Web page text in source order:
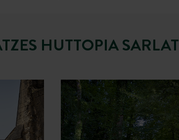
HUTTOPIA SARLAT